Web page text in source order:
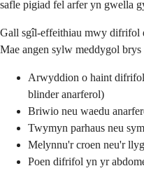
safle pigiad fel arfer yn gwella
Gall sgîl-effeithiau mwy difrifol
Mae angen sylw meddygol brys
Arwyddion o haint
blinder anarferol)
Briwio neu waedu
Twymyn parhaus neu
Melynnu'r croen neu'r
Poen difrifol yn yr